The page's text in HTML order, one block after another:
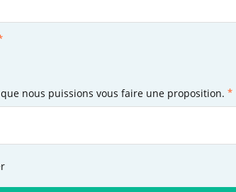
nous puissions vous faire une proposition.